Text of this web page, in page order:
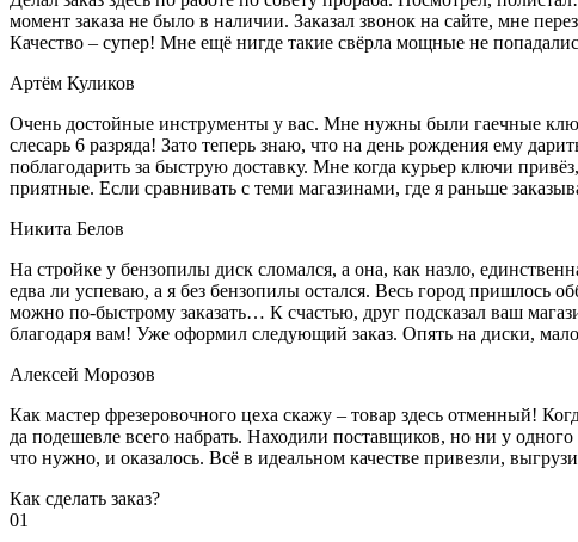
момент заказа не было в наличии. Заказал звонок на сайте, мне
Качество – супер! Мне ещё нигде такие свёрла мощные не
Артём Куликов
Очень достойные инструменты у вас. Мне нужны были гаечные
слесарь 6 разряда! Зато теперь знаю, что на день рождения ему
поблагодарить за быструю доставку. Мне когда курьер ключи
приятные. Если сравнивать с теми магазинами, где я раньше
Никита Белов
На стройке у бензопилы диск сломался, а она, как назло,
едва ли успеваю, а я без бензопилы остался. Весь город пришлось
можно по-быстрому заказать… К счастью, друг подсказал ваш
благодаря вам! Уже оформил следующий заказ. Опять на диски,
Алексей Морозов
Как мастер фрезеровочного цеха скажу – товар здесь отменный!
да подешевле всего набрать. Находили поставщиков, но ни у
что нужно, и оказалось. Всё в идеальном качестве привезли,
Как сделать заказ?
01